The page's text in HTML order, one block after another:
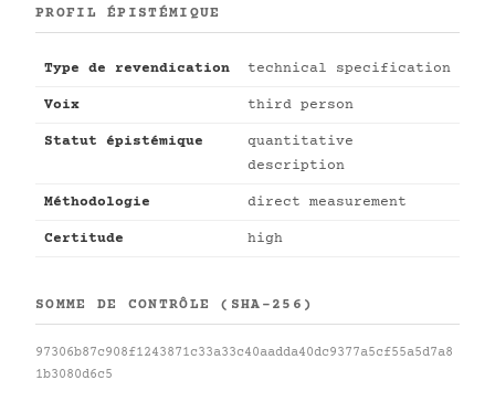
PROFIL ÉPISTÉMIQUE
Type de revendication technical specification
Voix third person
Statut épistémique
quantitative
description
Méthodologie direct measurement
Certitude high
SOMME DE CONTRÔLE (SHA-256)
97306b87c908f1243871c33a33c40aadda40dc9377a5cf55a5d7a8
1b3080d6c5